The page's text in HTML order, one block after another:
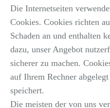
Die Internetseiten
Cookies. Cookies richten
Schaden an und enthalten
dazu, unser Angebot
sicherer zu machen.
auf Ihrem Rechner
speichert.
Die meisten der von uns